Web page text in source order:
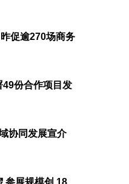
促逾270场商务
份合作项目发
协同发展宣介